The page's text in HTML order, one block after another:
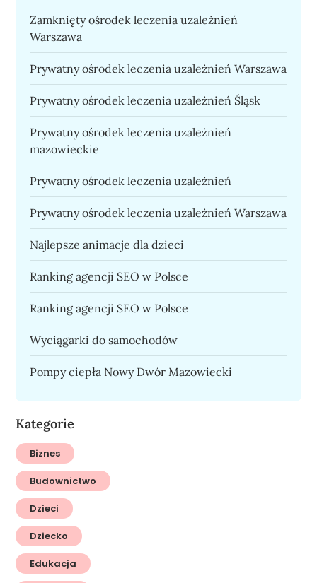
Zamknięty ośrodek leczenia uzależnień
Warszawa
Prywatny ośrodek leczenia uzależnień Warszawa
Prywatny ośrodek leczenia uzależnień Śląsk
Prywatny ośrodek leczenia uzależnień
mazowieckie
Prywatny ośrodek leczenia uzależnień
Prywatny ośrodek leczenia uzależnień Warszawa
Najlepsze animacje dla dzieci
Ranking agencji SEO w Polsce
Ranking agencji SEO w Polsce
Wyciągarki do samochodów
Pompy ciepła Nowy Dwór Mazowiecki
Kategorie
Biznes
Budownictwo
Dzieci
Dziecko
Edukacja